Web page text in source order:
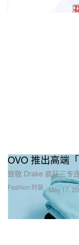
Fashion 时装
OVO 推出高端
致敬 Drake 疯狂三专
May 17,